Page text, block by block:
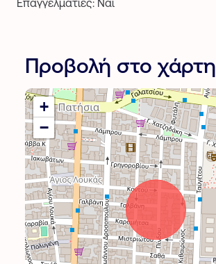
Επαγγελματίες: Ναι
Προβολή στο χάρτη
+
−